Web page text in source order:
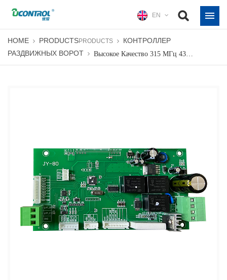
EN
HOME PRODUCTSPRODUCTS
КОНТРОЛЛЕР
РАЗДВИЖНЫХ ВОРОТ